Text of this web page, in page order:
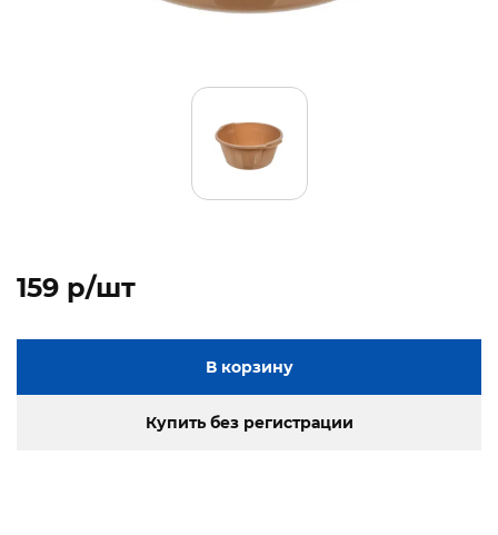
159 p/шт
В корзину
Купить без регистрации